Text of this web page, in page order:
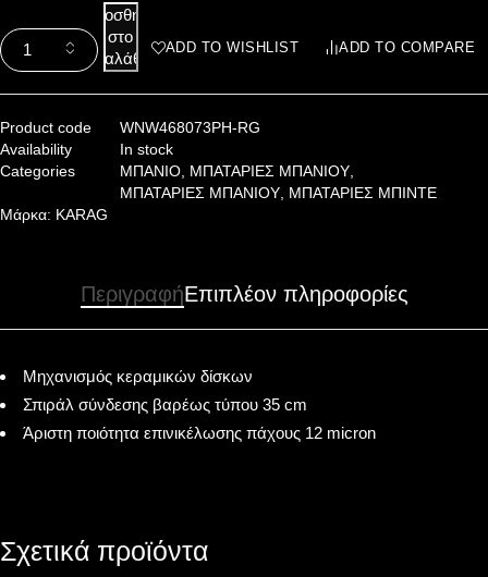
Προσθήκη
στο
καλάθι
ADD TO WISHLIST ADD TO COMPARE
Product code
WNW468073PH-RG
Availability
In stock
Categories
ΜΠΑΝΙΟ, ΜΠΑΤΑΡΙΕΣ ΜΠΑΝΙΟΥ,
ΜΠΑΤΑΡΙΕΣ ΜΠΑΝΙΟΥ, ΜΠΑΤΑΡΙΕΣ ΜΠΙΝΤΕ
Μάρκα: KARAG
ΠεριγραφήΕπιπλέον πληροφορίες
Μηχανισμός κεραμικών δίσκων
Σπιράλ σύνδεσης βαρέως τύπου 35 cm
Άριστη ποιότητα επινικέλωσης πάχους 12 micron
Σχετικά προϊόντα